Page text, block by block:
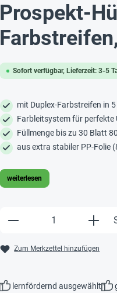
Prospekt-
Sofort verfügbar, Lieferzeit: 3-5
mit Duplex-Farbstreifen in
Farbleitsystem für perfekte
Füllmenge bis zu 30 Blatt
aus extra stabiler PP-Folie
weiterlesen
Produkt Anzahl:
Zum Merkzettel hinzufügen
lernfördernd ausgewählt